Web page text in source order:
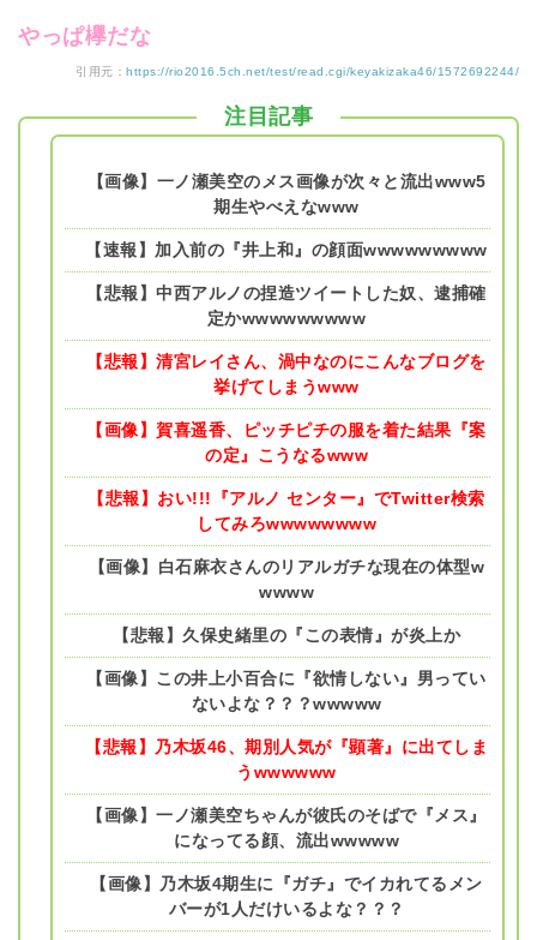
やっぱ欅だな
引用元： https://rio2016.5ch.net/test/read.cgi/keyakizaka46/1572692244/
注目記事
【画像】一ノ瀬美空のメス画像が次々と流出www5
期生やべえなwww
【速報】加入前の『井上和』の顔面wwwwwwwww
【悲報】中西アルノの捏造ツイートした奴、逮捕確
定かwwwwwwwww
【悲報】清宮レイさん、渦中なのにこんなブログを
挙げてしまうwww
【画像】賀喜遥香、ピッチピチの服を着た結果『案
の定』こうなるwww
【悲報】おい!!!『アルノ センター』でTwitter検索
してみろwwwwwwww
【画像】白石麻衣さんのリアルガチな現在の体型w
wwww
【悲報】久保史緒里の『この表情』が炎上か
【画像】この井上小百合に『欲情しない』男ってい
ないよな？？？wwwww
【悲報】乃木坂46、期別人気が『顕著』に出てしま
うwwwwww
【画像】一ノ瀬美空ちゃんが彼氏のそばで『メス』
になってる顔、流出wwwww
【画像】乃木坂4期生に『ガチ』でイカれてるメン
バーが1人だけいるよな？？？